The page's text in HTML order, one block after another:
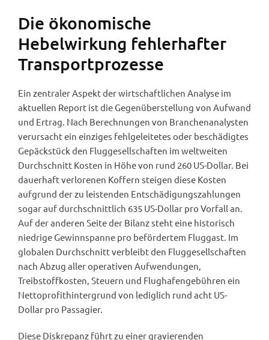
Die ökonomische
Hebelwirkung fehlerhafter
Transportprozesse
Ein zentraler Aspekt der wirtschaftlichen Analyse im
aktuellen Report ist die Gegenüberstellung von Aufwand
und Ertrag. Nach Berechnungen von Branchenanalysten
verursacht ein einziges fehlgeleitetes oder beschädigtes
Gepäckstück den Fluggesellschaften im weltweiten
Durchschnitt Kosten in Höhe von rund 260 US-Dollar. Bei
dauerhaft verlorenen Koffern steigen diese Kosten
aufgrund der zu leistenden Entschädigungszahlungen
sogar auf durchschnittlich 635 US-Dollar pro Vorfall an.
Auf der anderen Seite der Bilanz steht eine historisch
niedrige Gewinnspanne pro befördertem Fluggast. Im
globalen Durchschnitt verbleibt den Fluggesellschaften
nach Abzug aller operativen Aufwendungen,
Treibstoffkosten, Steuern und Flughafengebühren ein
Nettoprofithintergrund von lediglich rund acht US-
Dollar pro Passagier.
Diese Diskrepanz führt zu einer gravierenden